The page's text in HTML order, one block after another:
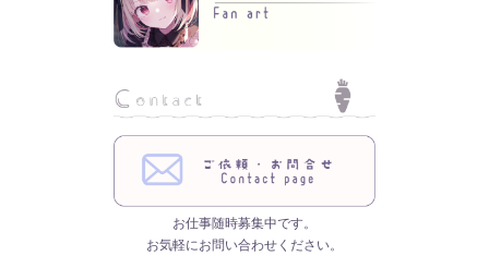
お仕事随時募集中です。
お気軽にお問い合わせください。